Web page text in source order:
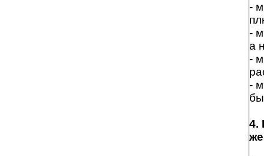
-
-
а
-
-
4.